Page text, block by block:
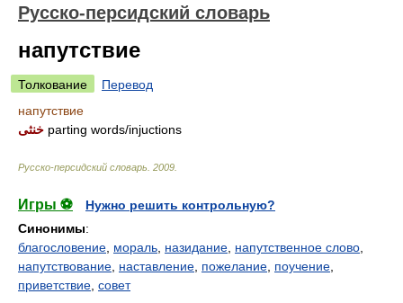
Русско-персидский словарь
напутствие
Толкование
Перевод
напутствие
خنثی parting words/injuctions
Русско-персидский словарь 2009
Игры ⚽
Нужно решить контрольную?
Синонимы:
благословение мораль назидание напутственное слово
напутствование наставление пожелание поучение
приветствие совет